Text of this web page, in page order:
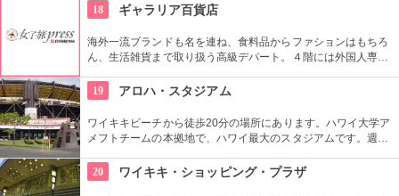
など様々なコスメブランドがここで買える！！
18 ギャラリア百貨店
海外一流ブランドも名を連ね、食料品からファションはもちろ
ん、生活雑貨まで取り扱う高級デパート。４階には外国人専用
他、日本語可能なコンシェルジュも居るので、困った事があっ
たら相談してみて。
19 アロハ・スタジアム
ワイキキビーチから徒歩20分の場所にあります。ハワイ大学ア
メフトチームの本拠地で、ハワイ最大のスタジアムです。週3
います。400以上もの地元のお店が出店し、大盛り上がり。お
宝を見つけてみませんか。
20 ワイキキ・ショッピング・プラザ